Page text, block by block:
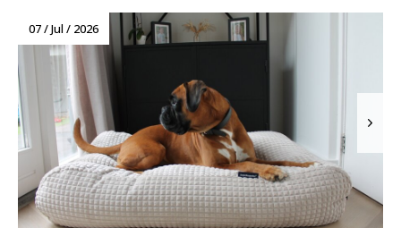
07 / Jul / 2026